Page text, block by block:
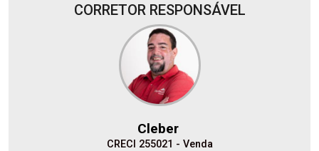
Alugar
CORRETOR RESPONSÁVEL
Cleber
CRECI 255021 - Venda